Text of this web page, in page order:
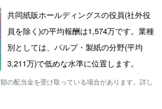
共同紙販ホールディングスの役員(社外役
員を除く)の平均報酬は1,574万です。業種
別としては、パルプ・製紙の分野(平均
3,211万)で低めな水準に位置します。
の配当金を受け取っている場合があります。詳し